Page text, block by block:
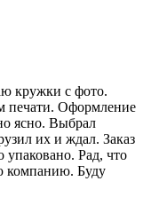
кружки с фото.
печати. Оформление
ясно. Выбрал
их и ждал. Заказ
Рад, что
компанию. Буду